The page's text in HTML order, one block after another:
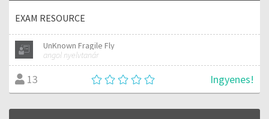
EXAM RESOURCE
UnKnown Fragile Fly
angol nyelvtanár
13 Ingyenes!